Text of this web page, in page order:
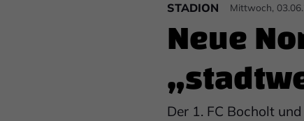
STADION Mittwoch,
Neue
Der 1. FC Bocholt